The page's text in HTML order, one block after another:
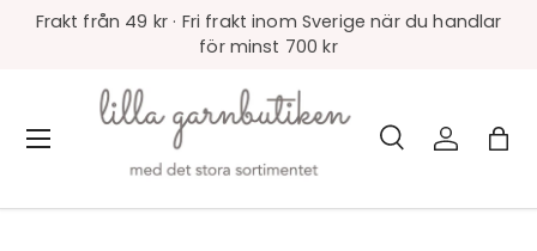
Frakt från 49 kr · Fri frakt inom Sverige när du handlar
för minst 700 kr
Sök
Produkttyp
Sök Logga in
Meny